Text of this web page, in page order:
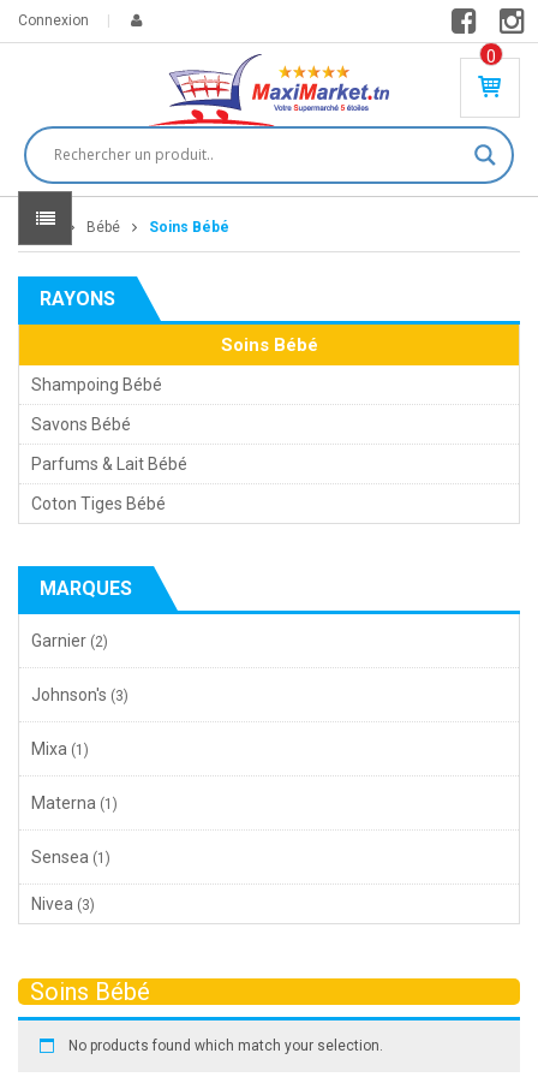
Connexion
0
PR
DU
IT(
S)
DT
Home Bébé Soins Bébé
RAYONS
Soins Bébé
Shampoing Bébé
Savons Bébé
Parfums & Lait Bébé
Coton Tiges Bébé
MARQUES
Garnier (2)
Johnson's (3)
Mixa (1)
Materna (1)
Sensea (1)
Nivea (3)
Soins Bébé
No products found which match your selection.